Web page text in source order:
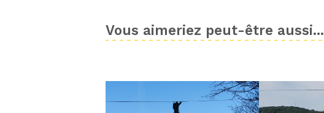
Vous aimeriez peut-être aussi...